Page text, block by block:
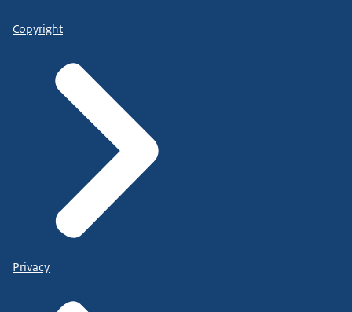
Copyright
Privacy